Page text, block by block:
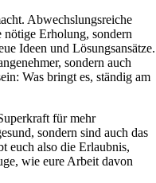
Abwechslungsreiche
nötige Erholung, sondern
Ideen und Lösungsansätze.
sondern auch
Was bringt es, ständig am
für mehr
sondern sind auch das
euch also die Erlaubnis,
wie eure Arbeit davon